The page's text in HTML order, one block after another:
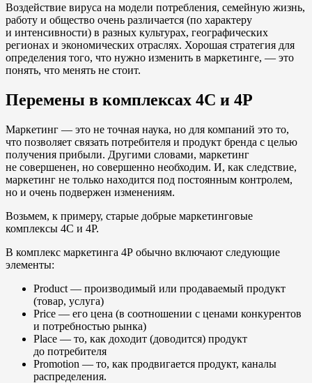
Воздействие вируса на модели потребления, семейную жизнь,
работу и общество очень различается (по характеру
и интенсивности) в разных культурах, географических
регионах и экономических отраслях. Хорошая стратегия для
определения того, что нужно изменить в маркетинге, — это
понять, что менять не стоит.
Перемены в комплексах 4С и 4P
Маркетинг — это не точная наука, но для компаний это то,
что позволяет связать потребителя и продукт бренда с целью
получения прибыли. Другими словами, маркетинг
не совершенен, но совершенно необходим. И, как следствие,
маркетинг не только находится под постоянным контролем,
но и очень подвержен изменениям.
Возьмем, к примеру, старые добрые маркетинговые
комплексы 4С и 4Р.
В комплекс маркетинга 4Р обычно включают следующие
элементы:
Product — производимый или продаваемый продукт
(товар, услуга)
Price — его цена (в соотношении с ценами конкурентов
и потребностью рынка)
Place — то, как доходит (доводится) продукт
до потребителя
Promotion — то, как продвигается продукт, каналы
распределения.